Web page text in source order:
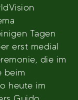
Tagen
erst medial
die im
beim
heute im